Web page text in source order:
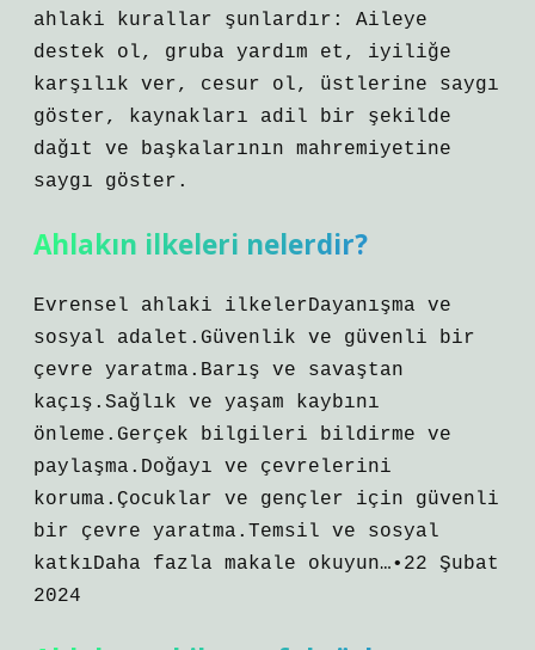
ahlaki kurallar şunlardır: Aileye
destek ol, gruba yardım et, iyiliğe
karşılık ver, cesur ol, üstlerine saygı
göster, kaynakları adil bir şekilde
dağıt ve başkalarının mahremiyetine
saygı göster.
Ahlakın ilkeleri nelerdir?
Evrensel ahlaki ilkelerDayanışma ve
sosyal adalet.Güvenlik ve güvenli bir
çevre yaratma.Barış ve savaştan
kaçış.Sağlık ve yaşam kaybını
önleme.Gerçek bilgileri bildirme ve
paylaşma.Doğayı ve çevrelerini
koruma.Çocuklar ve gençler için güvenli
bir çevre yaratma.Temsil ve sosyal
katkıDaha fazla makale okuyun…•22 Şubat
2024